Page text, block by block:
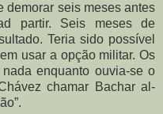
demorar seis meses antes
partir. Seis meses de
Teria sido possível
usar a opção militar. Os
enquanto ouvia-se o
chamar Bachar al-